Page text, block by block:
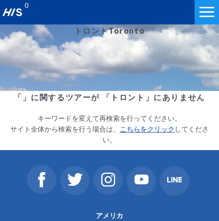
0
トロントToronto
「」に関するツアーが 「トロント」にありません
キーワードを変えて再検索を行ってください。
サイト全体から検索を行う場合は、
こちらをクリック してくださ
い。
アメリカ